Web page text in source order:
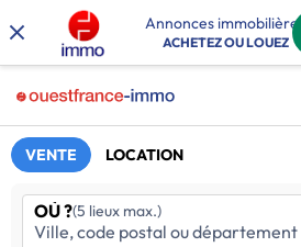
Annonces immobilières
ACHETEZ OU LOUEZ
VENTE LOCATION
OÙ ?(5 lieux max.)